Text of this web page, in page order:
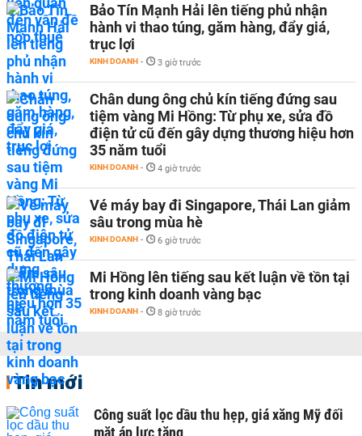
Bảo Tín Mạnh Hải lên tiếng phủ nhận
hành vi thao túng, găm hàng, đẩy giá,
trục lợi
KINH DOANH - 3 giờ trước
Chân dung ông chủ kín tiếng đứng sau
tiệm vàng Mi Hồng: Từ phụ xe, sửa đồ
điện tử cũ đến gây dựng thương hiệu hơn
35 năm tuổi
KINH DOANH - 4 giờ trước
Vé máy bay đi Singapore, Thái Lan giảm
sâu trong mùa hè
KINH DOANH - 6 giờ trước
Mi Hồng lên tiếng sau kết luận về tồn tại
trong kinh doanh vàng bạc
KINH DOANH - 8 giờ trước
Tin mới
Công suất lọc dầu thu hẹp, giá xăng Mỹ đối
mặt áp lực tăng